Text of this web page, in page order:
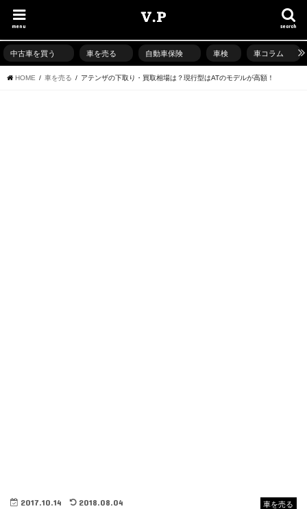
search
menu
中古車を買う 車を売る 自動車保険 車検 車コラム
HOME 車を売る アテンザの下取り・買取相場は？現行型はATのモデルが高額！
車を売る
2017.10.14 2018.08.04